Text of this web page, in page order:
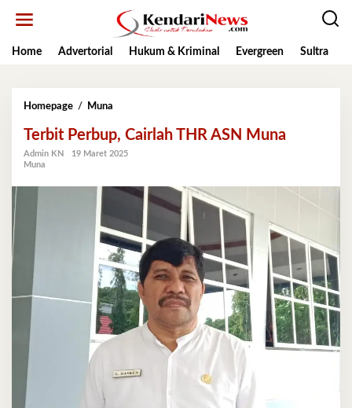
Home
Advertorial Hukum & Kriminal Evergreen Sultra
Homepage / Muna
Cairlah
THR
Terbit Perbup, Cairlah THR ASN Muna
Admin KN
19 Maret 2025
Muna